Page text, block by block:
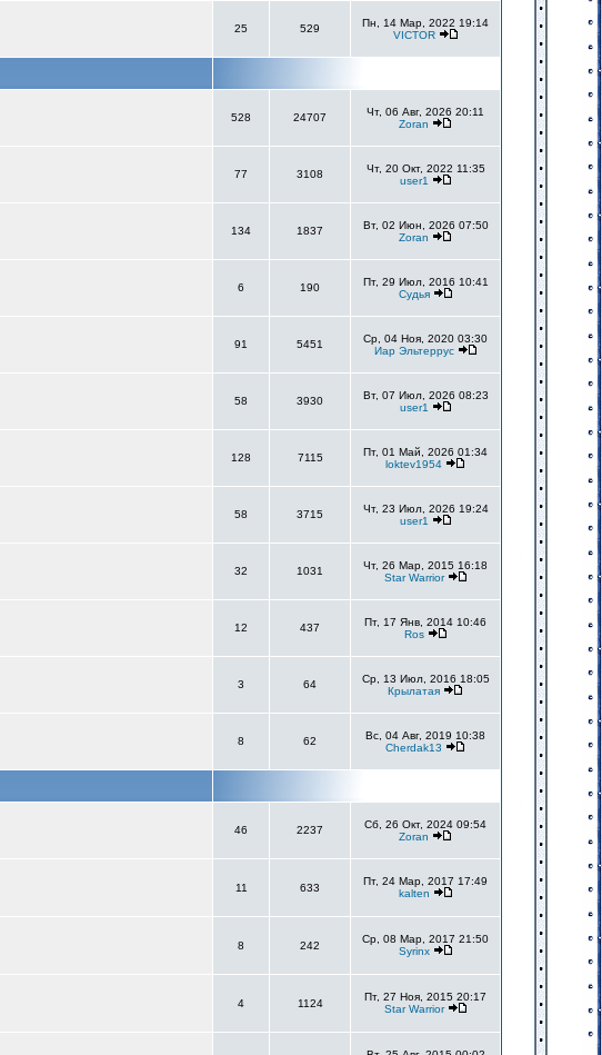
25 529
Пн, 14 Мар, 2022 19:14
VICTOR
528 24707
Чт, 06 Авг, 2026 20:11
Zoran
77 3108
Чт, 20 Окт, 2022 11:35
user1
134 1837
Вт, 02 Июн, 2026 07:50
Zoran
6 190
Пт, 29 Июл, 2016 10:41
Судья
91 5451
Ср, 04 Ноя, 2020 03:30
Иар Эльтеррус
58 3930
Вт, 07 Июл, 2026 08:23
user1
128 7115
Пт, 01 Май, 2026 01:34
loktev1954
58 3715
Чт, 23 Июл, 2026 19:24
user1
32 1031
Чт, 26 Мар, 2015 16:18
Star Warrior
12 437
Пт, 17 Янв, 2014 10:46
Ros
3 64
Ср, 13 Июл, 2016 18:05
Крылатая
8 62
Вс, 04 Авг, 2019 10:38
Cherdak13
46 2237
Сб, 26 Окт, 2024 09:54
Zoran
11 633
Пт, 24 Мар, 2017 17:49
kalten
8 242
Ср, 08 Мар, 2017 21:50
Syrinx
4 1124
Пт, 27 Ноя, 2015 20:17
Star Warrior